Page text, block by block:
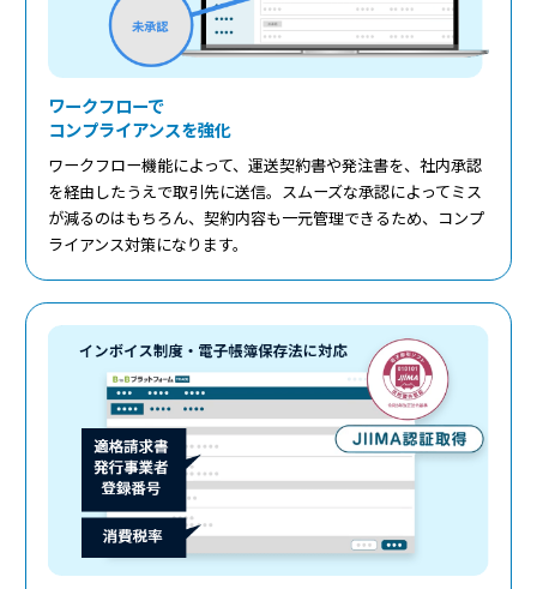
ワークフローで
コンプライアンスを強化
ワークフロー機能によって、運送契約書や発注書を、社内承認
を経由したうえで取引先に送信。スムーズな承認によってミス
が減るのはもちろん、契約内容も一元管理できるため、コンプ
ライアンス対策になります。